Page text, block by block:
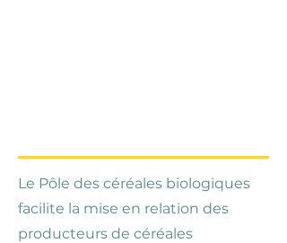
Le Pôle des céréales biologiques
facilite la mise en relation des
producteurs de céréales